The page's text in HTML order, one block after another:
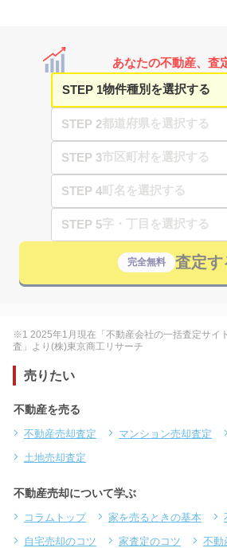
あなたの不動産、査
STEP 1
STEP 2
STEP 3
STEP 4
STEP 5
完全無料 査定す
※1 2025年1月現在「不動産会社の一括査定サイ
査」より(株)東京商工リサーチ
売りたい
不動産を売る
不動産売却査定 マンション売却査定
土地売却査定
不動産売却について学ぶ
コラムトップ 家を売るときの基本
自宅売却のコツ
家査定のコツ
不動